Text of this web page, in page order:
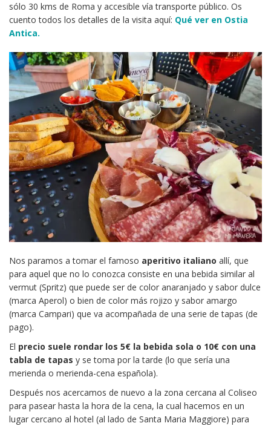
sólo 30 kms de Roma y accesible vía transporte público. Os
cuento todos los detalles de la visita aquí: Qué ver en Ostia
Antica.
Nos paramos a tomar el famoso aperitivo italiano allí, que
para aquel que no lo conozca consiste en una bebida similar al
vermut (Spritz) que puede ser de color anaranjado y sabor dulce
(marca Aperol) o bien de color más rojizo y sabor amargo
(marca Campari) que va acompañada de una serie de tapas (de
pago).
El precio suele rondar los 5€ la bebida sola o 10€ con una
tabla de tapas y se toma por la tarde (lo que sería una
merienda o merienda-cena española).
Después nos acercamos de nuevo a la zona cercana al Coliseo
para pasear hasta la hora de la cena, la cual hacemos en un
lugar cercano al hotel (al lado de Santa Maria Maggiore) para